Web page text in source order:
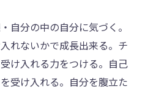
自分の中の自分に気づく。
れないかで成長出来る。チ
け入れる力をつける。自己
受け入れる。自分を腹立た